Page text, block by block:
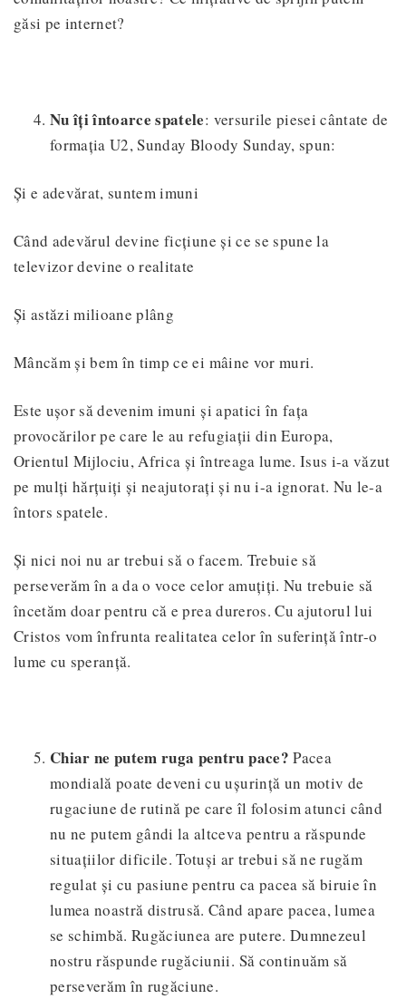
găsi pe internet?
Nu îți întoarce spatele: versurile piesei cântate de
formația U2, Sunday Bloody Sunday, spun:
Și e adevărat, suntem imuni
Când adevărul devine ficțiune și ce se spune la
televizor devine o realitate
Și astăzi milioane plâng
Mâncăm și bem în timp ce ei mâine vor muri.
Este ușor să devenim imuni și apatici în fața
provocărilor pe care le au refugiații din Europa,
Orientul Mijlociu, Africa și întreaga lume. Isus i-a văzut
pe mulți hărțuiți și neajutorați și nu i-a ignorat. Nu le-a
întors spatele.
Și nici noi nu ar trebui să o facem. Trebuie să
perseverăm în a da o voce celor amuțiți. Nu trebuie să
încetăm doar pentru că e prea dureros. Cu ajutorul lui
Cristos vom înfrunta realitatea celor în suferință într-o
lume cu speranță.
Chiar ne putem ruga pentru pace? Pacea
mondială poate deveni cu ușurință un motiv de
rugaciune de rutină pe care îl folosim atunci când
nu ne putem gândi la altceva pentru a răspunde
situațiilor dificile. Totuși ar trebui să ne rugăm
regulat și cu pasiune pentru ca pacea să biruie în
lumea noastră distrusă. Când apare pacea, lumea
se schimbă. Rugăciunea are putere. Dumnezeul
nostru răspunde rugăciunii. Să continuăm să
perseverăm în rugăciune.